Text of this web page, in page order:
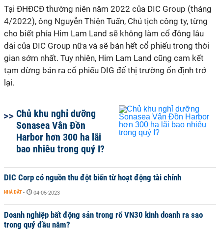
Tại ĐHĐCĐ thường niên năm 2022 của DIC Group (tháng
4/2022), ông Nguyễn Thiện Tuấn, Chủ tịch công ty, từng
cho biết phía Him Lam Land sẽ không làm cổ đông lâu
dài của DIC Group nữa và sẽ bán hết cổ phiếu trong thời
gian sớm nhất. Tuy nhiên, Him Lam Land cũng cam kết
tạm dừng bán ra cổ phiếu DIG để thị trường ổn định trở
lại.
Chủ khu nghỉ dưỡng
Sonasea Vân Đồn
Harbor hơn 300 ha lãi
bao nhiêu trong quý I?
DIC Corp có nguồn thu đột biến từ hoạt động tài chính
NHÀ ĐẤT - 04-05-2023
Doanh nghiệp bất động sản trong rổ VN30 kinh doanh ra sao
trong quý đầu năm?